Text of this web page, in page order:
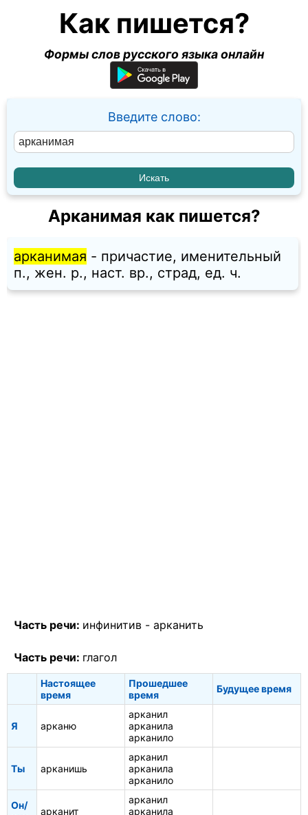
Как пишется?
Формы слов русского языка онлайн
Введите слово:
Арканимая как пишется?
арканимая - причастие, именительный
п., жен. p., наст. вр., страд, ед. ч.
Часть речи: инфинитив - арканить
Часть речи: глагол
Настоящее
время
Прошедшее
время
Будущее время
Я арканю
арканил
арканила
арканило
Ты арканишь
арканил
арканила
арканило
Он/
арканит
арканил
арканила